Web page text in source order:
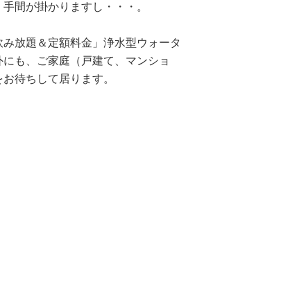
間が掛かりますし・・・。
放題＆定額料金」浄水型ウォータ
も、ご家庭（戸建て、マンショ
待ちして居ります。